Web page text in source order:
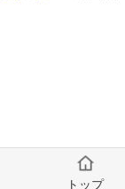
トップ